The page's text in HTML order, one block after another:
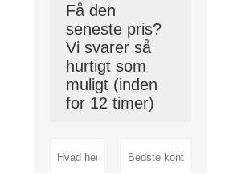
Få den
seneste pris?
Vi svarer så
hurtigt som
muligt (inden
for 12 timer)